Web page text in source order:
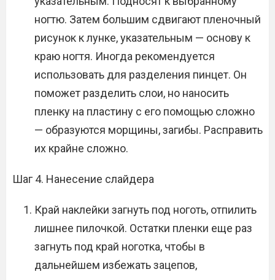
ногтю. Затем большим сдвигают пленочный
рисунок к лунке, указательным — основу к
краю ногтя. Иногда рекомендуется
использовать для разделения пинцет. Он
поможет разделить слои, но наносить
пленку на пластину с его помощью сложно
— образуются морщины, загибы. Расправить
их крайне сложно.
Шаг 4. Нанесение слайдера
Край наклейки загнуть под ноготь, отпилить
лишнее пилочкой. Остатки пленки еще раз
загнуть под край ноготка, чтобы в
дальнейшем избежать зацепов,